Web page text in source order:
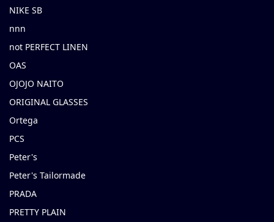
NIKE SB
nnn
not PERFECT LINEN
OAS
OJOJO NAITO
ORIGINAL GLASSES
Ortega
PCS
Peter's
Peter's Tailormade
PRADA
PRETTY PLAIN